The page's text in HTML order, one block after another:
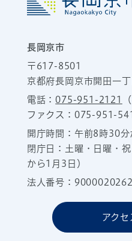
長岡京市
〒617-8501
京都府長岡京市開田一
電話：075-951-2121
ファクス：075-951-
開庁時間：午前8時30
閉庁日：土曜・日曜・
から1月3日）
法人番号：
アク